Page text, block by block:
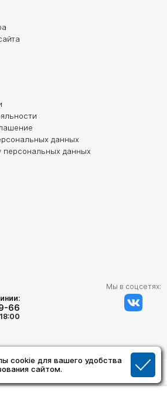
cookie для вашего удобства
сайтом.
данных
персональных данных
66
Мы в соцсетях: